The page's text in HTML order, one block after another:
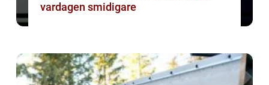
vardagen smidigare